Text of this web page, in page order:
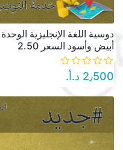
أبيض وأسود السعر 2.50
2٫500 د.أ.‏